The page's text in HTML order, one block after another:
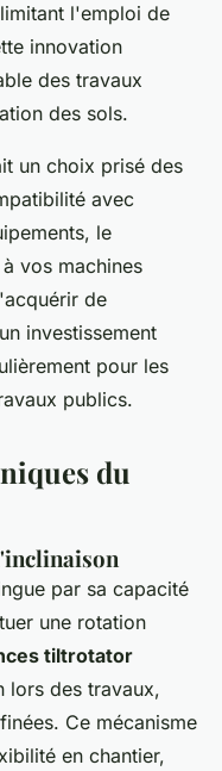
l'emploi de
innovation
des travaux
des sols.
un choix prisé des
avec
le
vos machines
de
investissement
pour les
publics.
du
par sa capacité
une rotation
tiltrotator
lors des travaux,
Ce mécanisme
en chantier,